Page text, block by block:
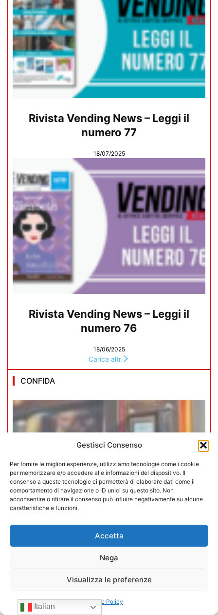
Gestisci Consenso
Per fornire le migliori esperienze, utilizziamo tecnologie come i cookie
per memorizzare e/o accedere alle informazioni del dispositivo. Il
consenso a queste tecnologie ci permetterà di elaborare dati come il
comportamento di navigazione o ID unici su questo sito. Non
acconsentire o ritirare il consenso può influire negativamente su alcune
caratteristiche e funzioni.
Accetta
Nega
Visualizza le preferenze
Cookie Policy
Rivista Vending News – Leggi il
numero 77
18/07/2025
Rivista Vending News – Leggi il
numero 76
18/06/2025
Carica altri
CONFIDA
Iperammortamento 5.0. CONFIDA
associati
27/07/2026
Italian